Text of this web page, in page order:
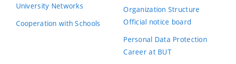
University Networks
Cooperation with Schools
Organization Structure
Official notice board
Personal Data Protection
Career at BUT